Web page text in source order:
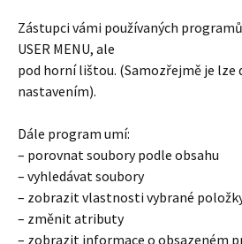
Zástupci vámi používaných
USER MENU, ale
pod horní lištou. (Samozřejmě je lze
nastavením).
Dále program umí:
– porovnat soubory podle obsahu
– vyhledávat soubory
– zobrazit vlastnosti vybrané
– změnit atributy
– zobrazit informace o obsazeném